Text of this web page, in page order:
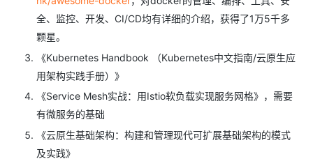
全、监控、开发、CI/CD均有详细的介绍，获得了1万5千多
颗星。
《Kubernetes Handbook （Kubernetes中文指南/云原生应
用架构实践手册）》
《Service Mesh实战：用Istio软负载实现服务网格》，需要
有微服务的基础
《云原生基础架构：构建和管理现代可扩展基础架构的模式
及实践》